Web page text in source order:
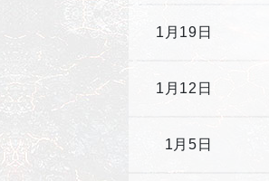
1月19日
1月12日
1月5日